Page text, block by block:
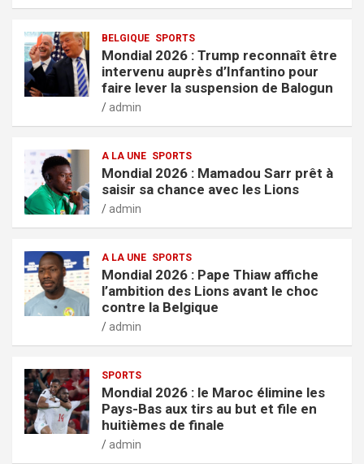
BELGIQUE SPORTS
Mondial 2026 : Trump reconnaît être
intervenu auprès d’Infantino pour
faire lever la suspension de Balogun
admin
A LA UNE SPORTS
Mondial 2026 : Mamadou Sarr prêt à
saisir sa chance avec les Lions
admin
A LA UNE SPORTS
Mondial 2026 : Pape Thiaw affiche
l’ambition des Lions avant le choc
contre la Belgique
admin
SPORTS
Mondial 2026 : le Maroc élimine les
Pays-Bas aux tirs au but et file en
huitièmes de finale
admin